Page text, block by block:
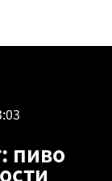
пиво